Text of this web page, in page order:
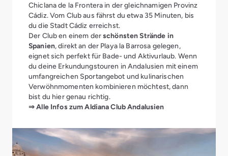
Chiclana de la Frontera in der gleichnamigen Provinz
Cádiz. Vom Club aus fährst du etwa 35 Minuten, bis
du die Stadt Cádiz erreichst.
Der Club en einem derschönsten Strände in
Spanien, direkt an der Playa la Barrosa gelegen,
eignet sich perfekt für Bade- und Aktivurlaub. Wenn
du deine Erkundungstouren in Andalusien mit einem
umfangreichen Sportangebot und kulinarischen
Verwöhnmomenten kombinieren möchtest, dann
bist du hier genau richtig.
⇒ Alle Infos zum Aldiana Club Andalusien